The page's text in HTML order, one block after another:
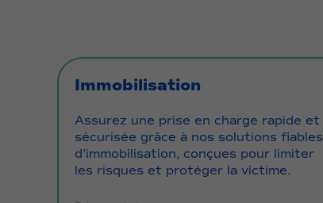
Immobilisation
Assurez une prise en charge rapide et
sécurisée grâce à nos solutions fiables
d’immobilisation, conçues pour limiter
les risques et protéger la victime.